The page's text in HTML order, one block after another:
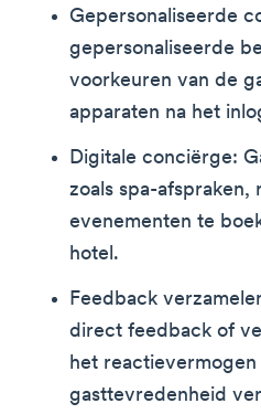
Gepersonaliseerde
gepersonaliseerde
voorkeuren van de
apparaten na het
Digitale conciërge:
zoals spa-
evenementen te
hotel.
Feedback
direct feedback of
het
gasttevredenheid